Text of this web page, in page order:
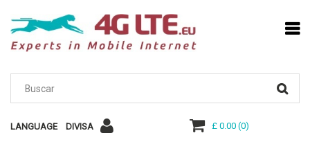
LANGUAGE DIVISA £ 0.00(0)